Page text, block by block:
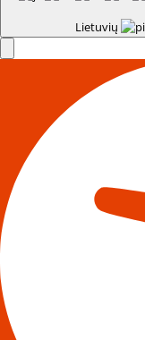
Lietuvių